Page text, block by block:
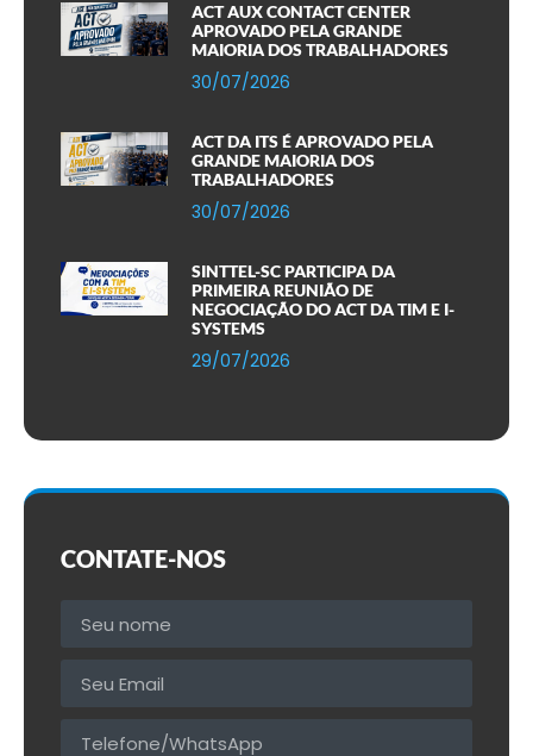
ACT AUX CONTACT CENTER
APROVADO PELA GRANDE
MAIORIA DOS TRABALHADORES
30/07/2026
ACT DA ITS É APROVADO PELA
GRANDE MAIORIA DOS
TRABALHADORES
30/07/2026
SINTTEL-SC PARTICIPA DA
PRIMEIRA REUNIÃO DE
NEGOCIAÇÃO DO ACT DA TIM E I-
SYSTEMS
29/07/2026
CONTATE-NOS